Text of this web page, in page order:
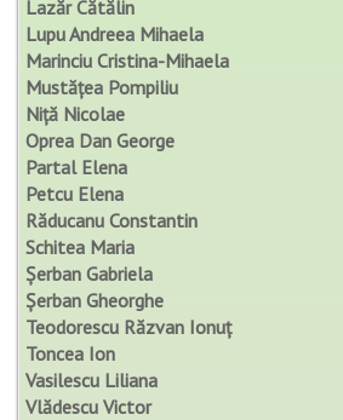
Lazăr Cătălin
Lupu Andreea Mihaela
Marinciu Cristina-Mihaela
Mustățea Pompiliu
Niță Nicolae
Oprea Dan George
Partal Elena
Petcu Elena
Răducanu Constantin
Schitea Maria
Șerban Gabriela
Șerban Gheorghe
Teodorescu Răzvan Ionuț
Toncea Ion
Vasilescu Liliana
Vlădescu Victor